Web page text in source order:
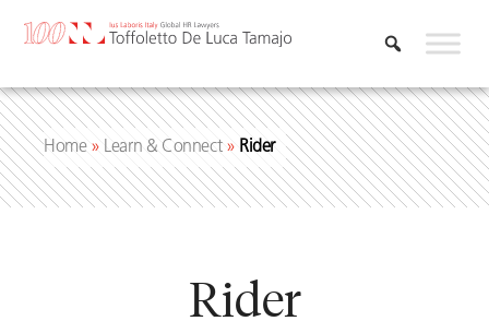
Home» Learn & Connect» Rider
Rider